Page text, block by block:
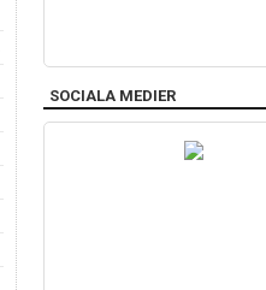
SOCIALA MEDIER